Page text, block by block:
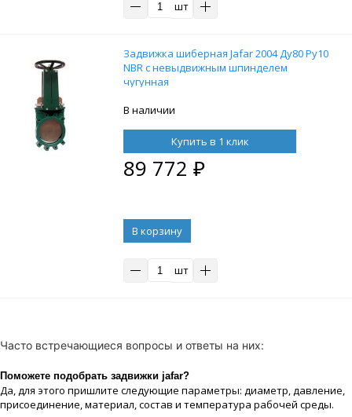
шт
Задвижка шиберная Jafar 2004 Ду80 Ру10
NBR с невыдвижным шпинделем
чугунная
В наличии
Купить в 1 клик
89 772 ₽
В корзину
шт
Часто встречающиеся вопросы и ответы на них:
Поможете подобрать задвижки jafar?
Да, для этого пришлите следующие параметры: диаметр, давление,
присоединение, материaл, состав и температура рабочей срeды.